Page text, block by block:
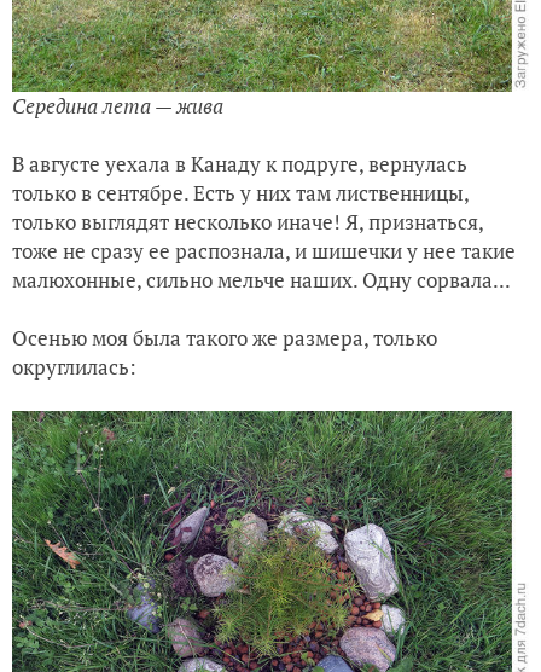
Середина лета — жива
В августе уехала в Канаду к подруге, вернулась
только в сентябре. Есть у них там лиственницы,
только выглядят несколько иначе! Я, признаться,
тоже не сразу ее распознала, и шишечки у нее такие
малюхонные, сильно мельче наших. Одну сорвала...
Осенью моя была такого же размера, только
округлилась: